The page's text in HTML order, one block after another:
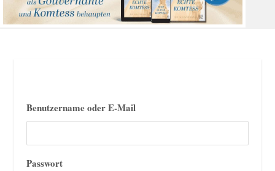
Benutzername oder E-Mail
Passwort